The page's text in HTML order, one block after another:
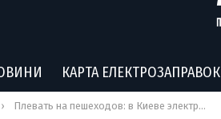
КАРТА ЕЛЕКТРОЗАПРАВОК
Плевать на пешеходов: в Киеве электрозаправку установили прямо на тротуаре